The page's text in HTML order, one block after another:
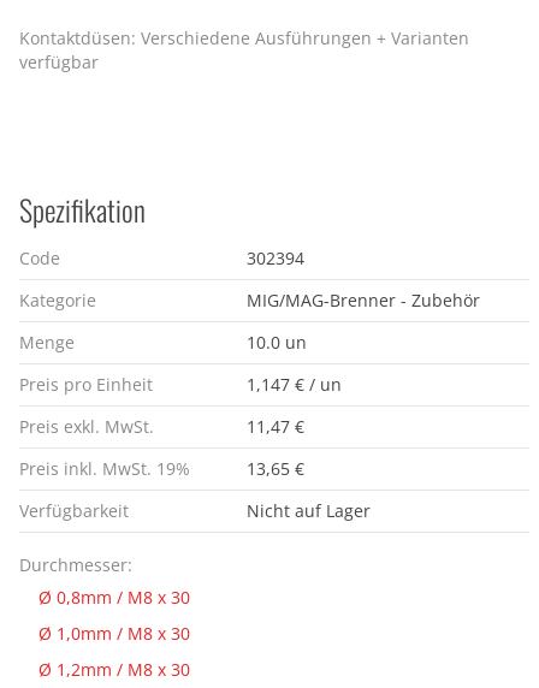
Kontaktdüsen: Verschiedene Ausführungen + Varianten
verfügbar
Spezifikation
Code
302394
Kategorie
MIG/MAG-Brenner - Zubehör
Menge
10.0 un
Preis pro Einheit
1,147 € / un
Preis exkl. MwSt.
11,47 €
Preis inkl. MwSt. 19%
13,65 €
Verfügbarkeit
Nicht auf Lager
Durchmesser:
Ø 0,8mm / M8 x 30
Ø 1,0mm / M8 x 30
Ø 1,2mm / M8 x 30